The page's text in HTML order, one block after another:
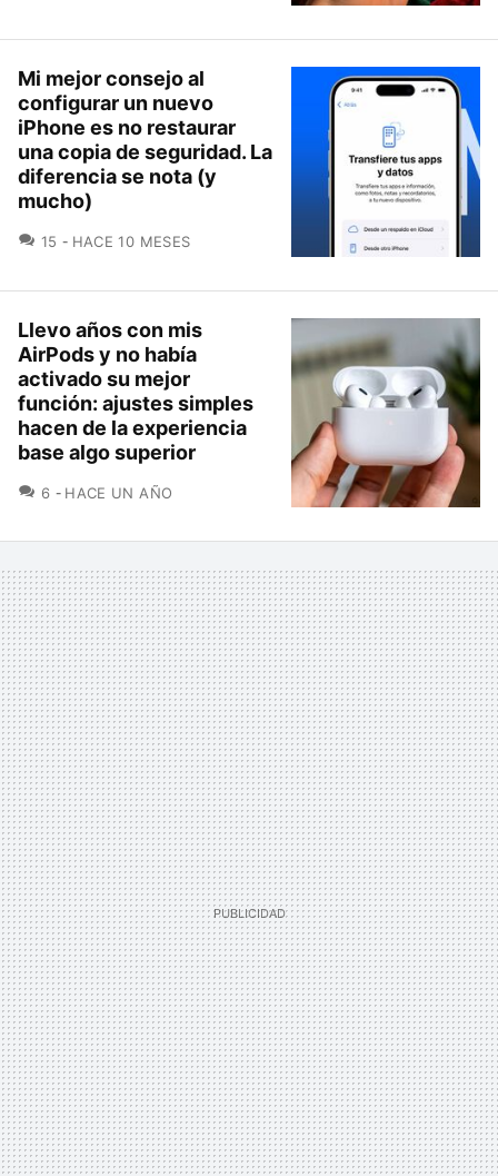
Mi mejor consejo al
configurar un nuevo
iPhone es no restaurar
una copia de seguridad. La
diferencia se nota (y
mucho)
15 COMENTARIOS
HACE 10 MESES
Llevo años con mis
AirPods y no había
activado su mejor
función: ajustes simples
hacen de la experiencia
base algo superior
6 COMENTARIOS
HACE UN AÑO